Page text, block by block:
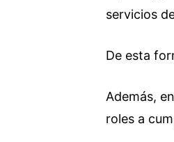
servicios
De esta
Además,
roles a